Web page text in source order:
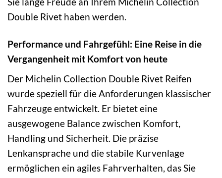
Double Rivet haben werden.
Performance und Fahrgefühl: Eine Reise in die
Vergangenheit mit Komfort von heute
Der Michelin Collection Double Rivet Reifen
wurde speziell für die Anforderungen klassischer
Fahrzeuge entwickelt. Er bietet eine
ausgewogene Balance zwischen Komfort,
Handling und Sicherheit. Die präzise
Lenkansprache und die stabile Kurvenlage
ermöglichen ein agiles Fahrverhalten, das Sie